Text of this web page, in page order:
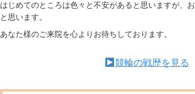
はじめてのところは色々と不安があると思いますが、
と思います。
あなた様のご来院を心よりお待ちしております。
競輪の戦歴を見る